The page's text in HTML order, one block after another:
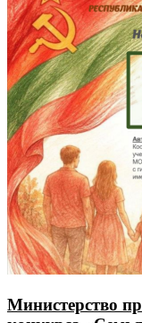
Министерство